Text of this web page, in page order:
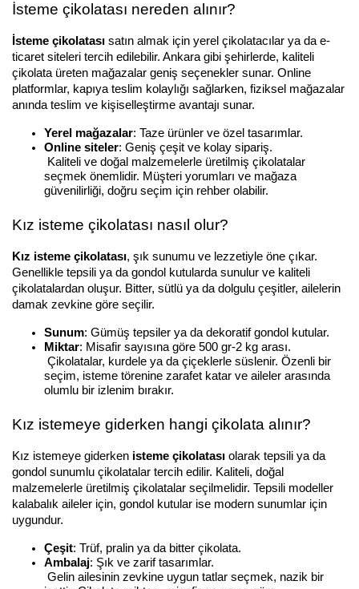
İsteme çikolatası nereden alınır?
İsteme çikolatası satın almak için yerel çikolatacılar ya da e-
ticaret siteleri tercih edilebilir. Ankara gibi şehirlerde, kaliteli
çikolata üreten mağazalar geniş seçenekler sunar. Online
platformlar, kapıya teslim kolaylığı sağlarken, fiziksel mağazalar
anında teslim ve kişiselleştirme avantajı sunar.
Yerel mağazalar: Taze ürünler ve özel tasarımlar.
Online siteler: Geniş çeşit ve kolay sipariş.
seçmek önemlidir. Müşteri yorumları ve mağaza
güvenilirliği, doğru seçim için rehber olabilir.
Kız isteme çikolatası nasıl olur?
Kız isteme çikolatası, şık sunumu ve lezzetiyle öne çıkar.
Genellikle tepsili ya da gondol kutularda sunulur ve kaliteli
çikolatalardan oluşur. Bitter, sütlü ya da dolgulu çeşitler, ailelerin
damak zevkine göre seçilir.
Sunum: Gümüş tepsiler ya da dekoratif gondol kutular.
Miktar: Misafir sayısına göre 500 gr-2 kg arası.
seçim, isteme törenine zarafet katar ve aileler arasında
olumlu bir izlenim bırakır.
Kız istemeye giderken hangi çikolata alınır?
Kız istemeye giderken isteme çikolatası olarak tepsili ya da
gondol sunumlu çikolatalar tercih edilir. Kaliteli, doğal
malzemelerle üretilmiş çikolatalar seçilmelidir. Tepsili modeller
kalabalık aileler için, gondol kutular ise modern sunumlar için
uygundur.
Çeşit: Trüf, pralin ya da bitter çikolata.
Ambalaj: Şık ve zarif tasarımlar.